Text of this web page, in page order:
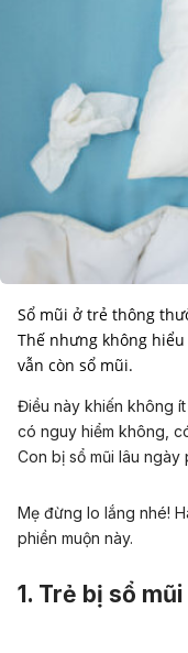
Sổ mũi ở trẻ thông
Thế nhưng không
Điều này khiến không
có nguy hiểm không,
Con bị sổ mũi lâu ngày
Mẹ đừng lo lắng nhé!
phiền muộn này.
1. Trẻ bị sổ